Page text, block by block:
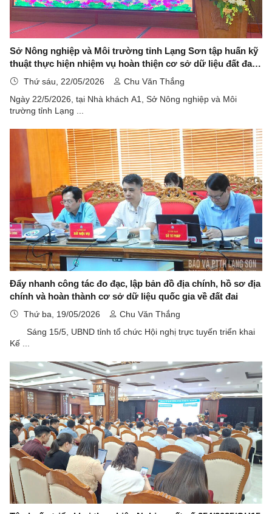
Sở Nông nghiệp và Môi trường tỉnh Lạng Sơn tập huấn kỹ
thuật thực hiện nhiệm vụ hoàn thiện cơ sở dữ liệu đất đai
cho cán bộ cấp xã
Thứ sáu, 22/05/2026
Chu Văn Thắng
Ngày 22/5/2026, tại Nhà khách A1, Sở Nông nghiệp và Môi
trường tỉnh Lạng ...
Đẩy nhanh công tác đo đạc, lập bản đồ địa chính, hồ sơ địa
chính và hoàn thành cơ sở dữ liệu quốc gia về đất đai
Thứ ba, 19/05/2026
Chu Văn Thắng
Sáng 15/5, UBND tỉnh tổ chức Hội nghị trực tuyến triển khai
Kế ...